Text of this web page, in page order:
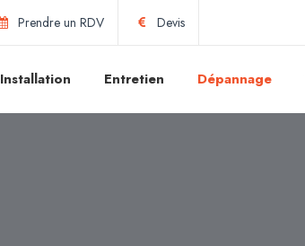
Prendre un RDV Devis
Installation Entretien Dépannage